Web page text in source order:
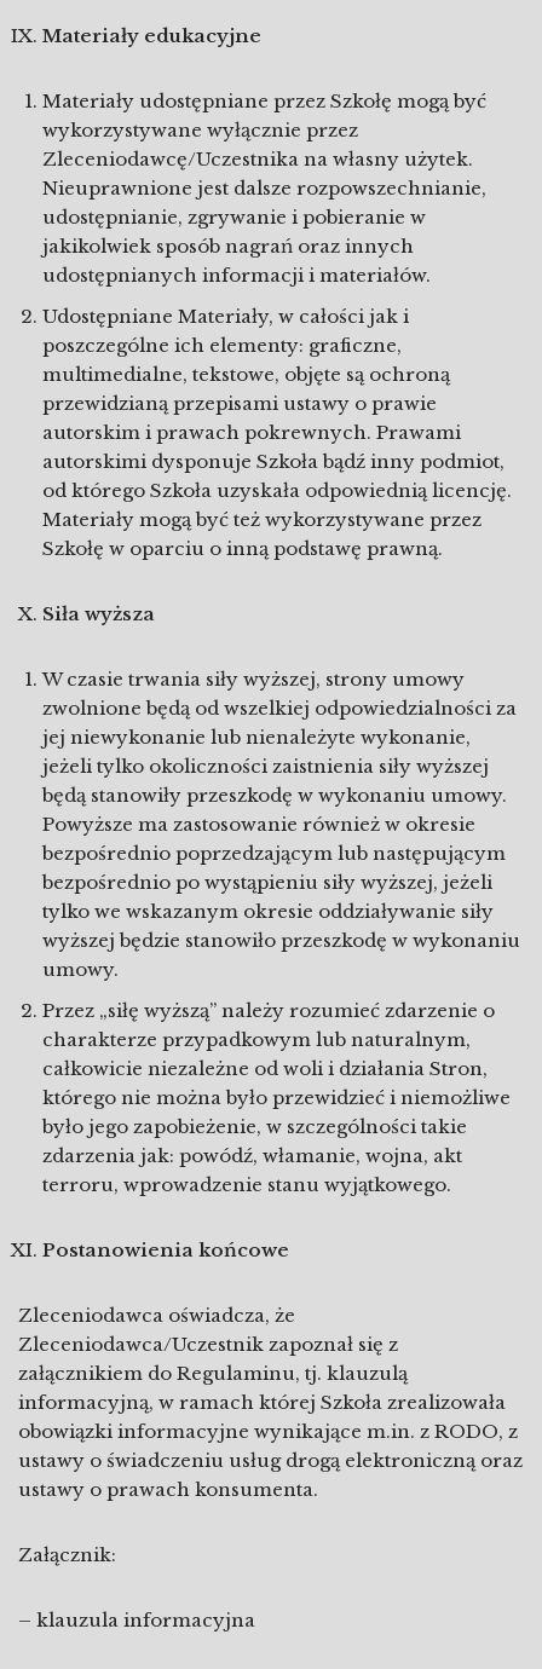
Materiały edukacyjne
Materiały udostępniane przez Szkołę mogą być
wykorzystywane wyłącznie przez
Zleceniodawcę/Uczestnika na własny użytek.
Nieuprawnione jest dalsze rozpowszechnianie,
udostępnianie, zgrywanie i pobieranie w
jakikolwiek sposób nagrań oraz innych
udostępnianych informacji i materiałów.
Udostępniane Materiały, w całości jak i
poszczególne ich elementy: graficzne,
multimedialne, tekstowe, objęte są ochroną
przewidzianą przepisami ustawy o prawie
autorskim i prawach pokrewnych. Prawami
autorskimi dysponuje Szkoła bądź inny podmiot,
od którego Szkoła uzyskała odpowiednią licencję.
Materiały mogą być też wykorzystywane przez
Szkołę w oparciu o inną podstawę prawną.
Siła wyższa
W czasie trwania siły wyższej, strony umowy
zwolnione będą od wszelkiej odpowiedzialności za
jej niewykonanie lub nienależyte wykonanie,
jeżeli tylko okoliczności zaistnienia siły wyższej
będą stanowiły przeszkodę w wykonaniu umowy.
Powyższe ma zastosowanie również w okresie
bezpośrednio poprzedzającym lub następującym
bezpośrednio po wystąpieniu siły wyższej, jeżeli
tylko we wskazanym okresie oddziaływanie siły
wyższej będzie stanowiło przeszkodę w wykonaniu
umowy.
Przez „siłę wyższą” należy rozumieć zdarzenie o
charakterze przypadkowym lub naturalnym,
całkowicie niezależne od woli i działania Stron,
którego nie można było przewidzieć i niemożliwe
było jego zapobieżenie, w szczególności takie
zdarzenia jak: powódź, włamanie, wojna, akt
terroru, wprowadzenie stanu wyjątkowego.
Postanowienia końcowe
Zleceniodawca oświadcza, że
Zleceniodawca/Uczestnik zapoznał się z
załącznikiem do Regulaminu, tj. klauzulą
informacyjną, w ramach której Szkoła zrealizowała
obowiązki informacyjne wynikające m.in. z RODO, z
ustawy o świadczeniu usług drogą elektroniczną oraz
ustawy o prawach konsumenta.
Załącznik:
– klauzula informacyjna